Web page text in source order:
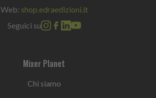
Web: shop.edraedizioni.it
Seguici su
Mixer Planet
Chi siamo